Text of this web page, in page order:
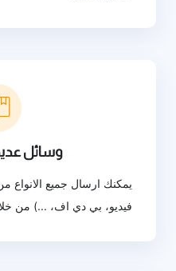
وسائل
يمكنك ارسال جميع الانواع
فيديو، بي دي اف، ...) من